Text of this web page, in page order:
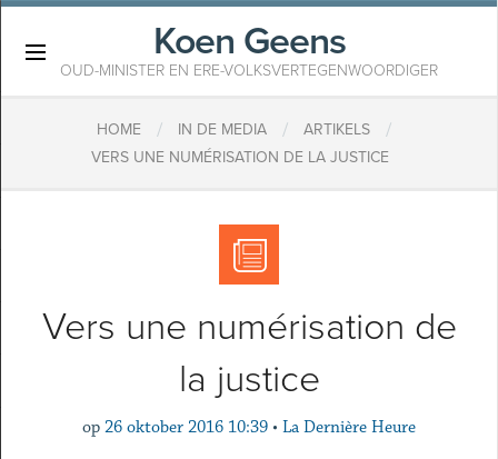
Koen Geens
OUD-MINISTER EN ERE-VOLKSVERTEGENWOORDIGER
HOME / IN DE MEDIA / ARTIKELS /
VERS UNE NUMÉRISATION DE LA JUSTICE
Vers une numérisation de
la justice
op 26 oktober 2016 10:39 • La Dernière Heure